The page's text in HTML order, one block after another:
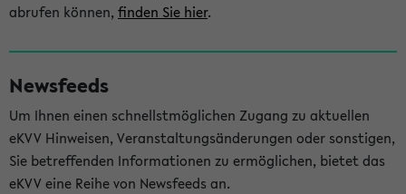
abrufen können, finden Sie hier.
Newsfeeds
Um Ihnen einen schnellstmöglichen Zugang zu aktuellen
eKVV Hinweisen, Veranstaltungsänderungen oder sonstigen,
Sie betreffenden Informationen zu ermöglichen, bietet das
eKVV eine Reihe von Newsfeeds an.